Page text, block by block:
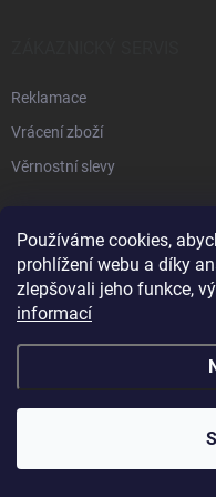
Používáme cookies,
prohlížení webu a díky
zlepšovali jeho funkce,
informací
Reklamace
Vrácení zboží
Věrnostní slevy
PŘIJÍMÁME ONLINE
KONTAKT